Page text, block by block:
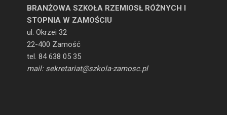
BRANŻOWA SZKOŁA RZEMIOSŁ RÓŻNYCH I
STOPNIA W ZAMOŚCIU
ul. Okrzei 32
22-400 Zamość
tel. 84 638 05 35
mail: sekretariat@szkola-zamosc.pl